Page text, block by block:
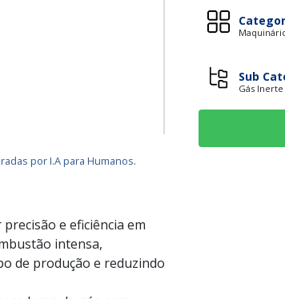
Sub
Gás Inerte
por I.A para Humanos.
e eficiência em
intensa,
de produção e reduzindo